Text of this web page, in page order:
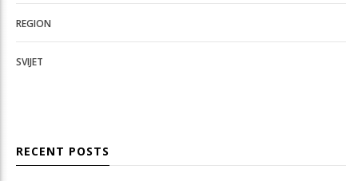
REGION
SVIJET
RECENT POSTS